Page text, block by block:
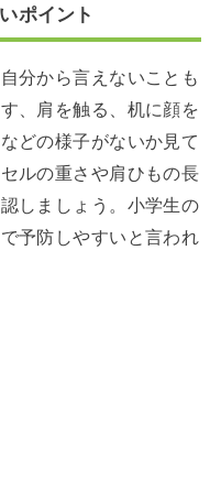
ポイント
分から言えないことも
、肩を触る、机に顔を
どの様子がないか見て
ルの重さや肩ひもの長
しましょう。小学生の
予防しやすいと言われ